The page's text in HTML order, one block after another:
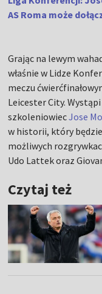
AS Roma może
Grając na lewym
właśnie w Lidze
meczu
Leicester City.
szkoleniowiecJose
w historii, który
możliwych
Udo Lattek oraz
Czytaj też